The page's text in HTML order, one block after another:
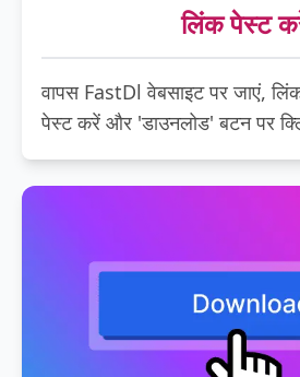
लिंक पेस्ट
वापस FastDl वेबसाइट पर जाएं,
पेस्ट करें और 'डाउनलोड' बटन पर